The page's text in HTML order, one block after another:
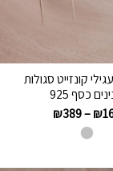
קונזייט סגולות
כסף 925
₪
–
₪389